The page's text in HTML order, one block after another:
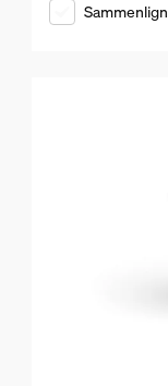
Sammenlign